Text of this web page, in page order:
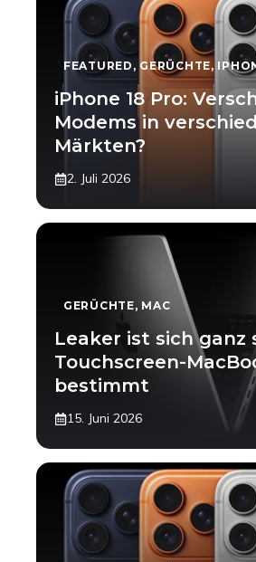
FEATURED , GERÜCHTE,
iPhone 18 Pro:
Modems in
Märkten?
2. Juli 2026
GERÜCHTE, MAC
Leaker ist sich ganz
Touchscreen-
bestimmt
15. Juni 2026